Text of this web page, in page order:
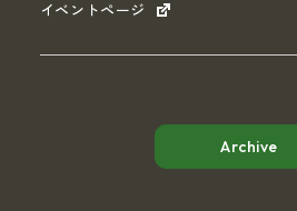
イベントページ
Archive